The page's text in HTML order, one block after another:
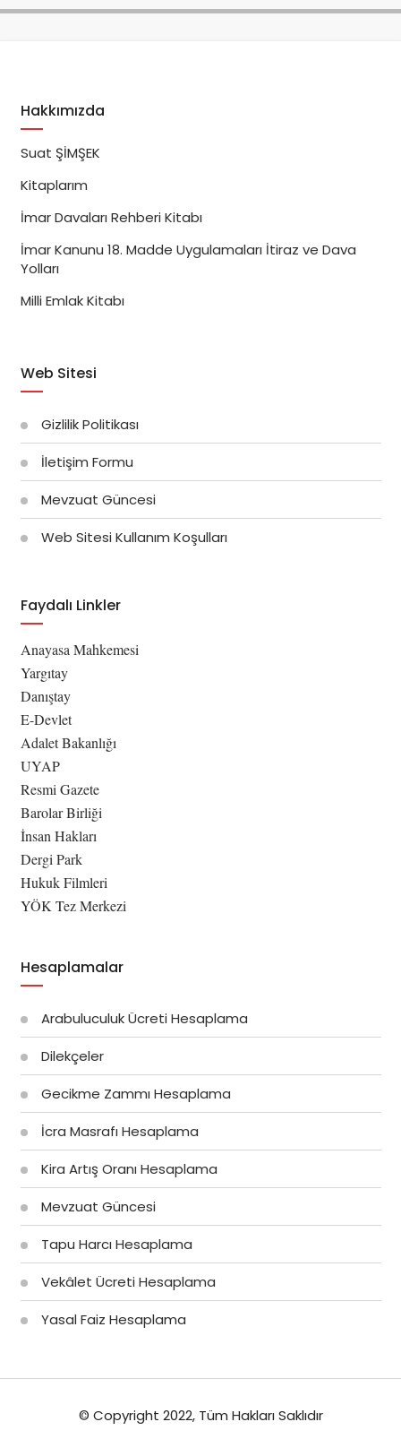
Hakkımızda
Suat ŞİMŞEK
Kitaplarım
İmar Davaları Rehberi Kitabı
İmar Kanunu 18. Madde Uygulamaları İtiraz ve Dava
Yolları
Milli Emlak Kitabı
Web Sitesi
Gizlilik Politikası
İletişim Formu
Mevzuat Güncesi
Web Sitesi Kullanım Koşulları
Faydalı Linkler
Anayasa Mahkemesi
Yargıtay
Danıştay
E-Devlet
Adalet Bakanlığı
UYAP
Resmi Gazete
Barolar Birliği
İnsan Hakları
Dergi Park
Hukuk Filmleri
YÖK Tez Merkezi
Hesaplamalar
Arabuluculuk Ücreti Hesaplama
Dilekçeler
Gecikme Zammı Hesaplama
İcra Masrafı Hesaplama
Kira Artış Oranı Hesaplama
Mevzuat Güncesi
Tapu Harcı Hesaplama
Vekâlet Ücreti Hesaplama
Yasal Faiz Hesaplama
© Copyright 2022, Tüm Hakları Saklıdır